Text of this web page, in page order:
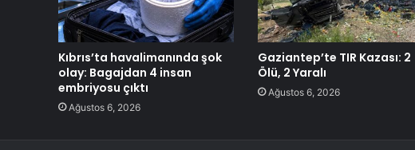
Kıbrıs’ta havalimanında şok
olay: Bagajdan 4 insan
embriyosu çıktı
Ağustos 6, 2026
Gaziantep’te TIR Kazası: 2
Ölü, 2 Yaralı
Ağustos 6, 2026